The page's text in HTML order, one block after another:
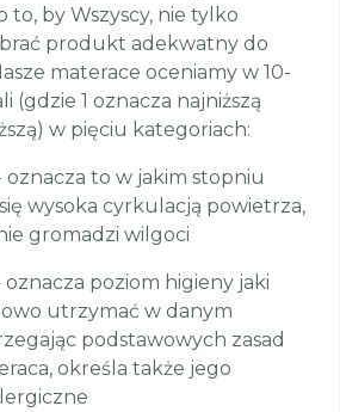
to, by Wszyscy, nie tylko
produkt adekwatny do
materace oceniamy w 10-
(gdzie 1 oznacza najniższą
w pięciu kategoriach:
oznacza to w jakim stopniu
wysoka cyrkulacją powietrza,
gromadzi wilgoci
oznacza poziom higieny jaki
utrzymać w danym
podstawowych zasad
określa także jego